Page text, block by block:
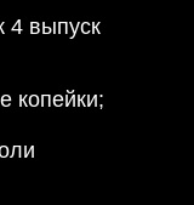
4 выпуск
копейки;